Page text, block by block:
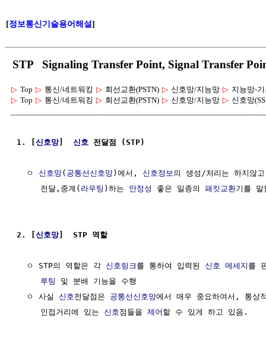
[정보통신기술용어해설]
STP Signaling Transfer Point, Signal Transfer
▷ Top ▷ 통신/네트워킹 ▷ 회선교환(PSTN) ▷ 신호망/지능망 ▷ 지능망-
▷ Top ▷ 통신/네트워킹 ▷ 회선교환(PSTN) ▷ 신호망/지능망 ▷ 신호망
1. [신호망] 신호 전달점 (STP)
  ㅇ
신호망( 공통선신호망)에서, 신호정보 의 생성/처리는 하지않
     전달,중계(
라우팅 )하는 안정성 좋은 일종의 패킷교환기를 말
2. [신호망]  STP 역할
  ㅇ STP의 역할은 각
신호링크 를 통하여 입력된 신호 메세지 를
루팅
및 분배 기능을 수행
  ㅇ 사실
신호전달점은 공통선신호망에서 매우 중요하여서, 통상
     인접거리에 있는
신호점들을 제어 할 수 있게 하고 있음.